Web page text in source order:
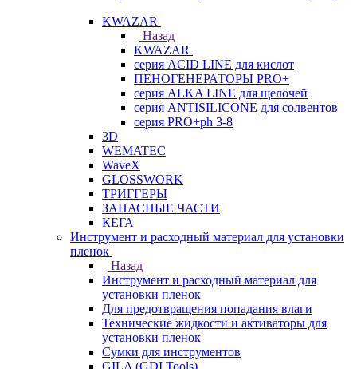
KWAZAR
Назад
KWAZAR
серия ACID LINE для кислот
ПЕНОГЕНЕРАТОРЫ PRO+
серия ALKA LINE для щелочей
серия ANTISILICONE для солвентов
серия PRO+ph 3-8
3D
WEMATEC
WaveX
GLOSSWORK
ТРИГГЕРЫ
ЗАПАСНЫЕ ЧАСТИ
КЕГА
Инструмент и расходный материал для установки
пленок
Назад
Инструмент и расходный материал для
установки пленок
Для предотвращения попадания влаги
Технические жидкости и активаторы для
установки пленок
Сумки для инструментов
GILA (GDI Tools)